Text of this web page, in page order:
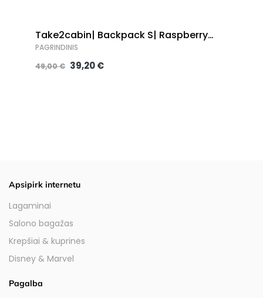
Take2cabin| Backpack S| Raspberry
Sorbet
PAGRINDINIS
49,00 € 39,20 €
Apsipirk internetu
Lagaminai
Salono bagažas
Krepšiai & kuprinės
Disney & Marvel
Pagalba